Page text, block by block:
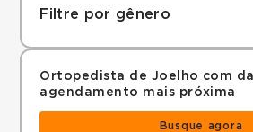
Filtre por gênero
Ortopedista de Joelho com
agendamento mais próxima
Busque agora